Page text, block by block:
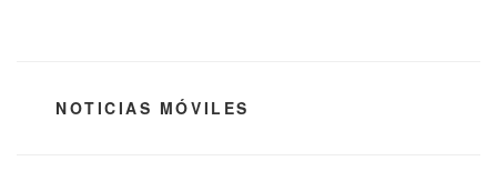
CATEGORÍAS
NOTICIAS MÓVILES